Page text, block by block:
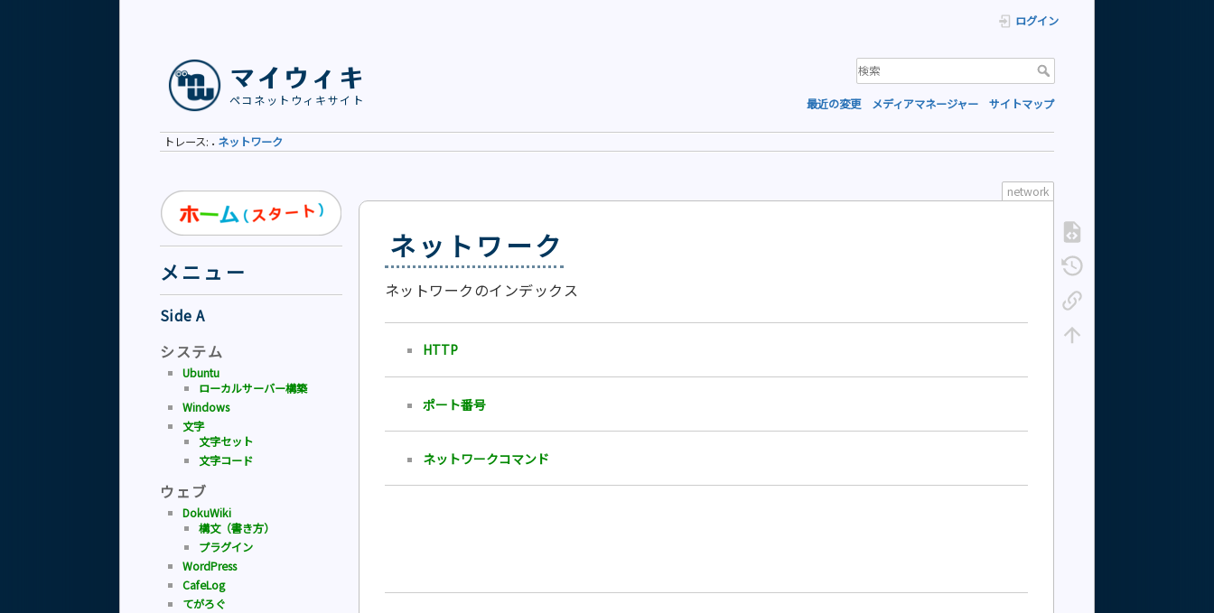
マイウィキ
ペコネットウィキサイト
ログイン
最近の変更 メディアマネージャー サイトマップ
トレース: • ネットワーク
メニュー
Side A
システム
Ubuntu
ローカルサーバー構築
Windows
文字
文字セット
文字コード
ウェブ
DokuWiki
構文（書き方）
プラグイン
WordPress
CafeLog
てがろぐ
network
ネットワーク
ネットワークのインデックス
HTTP
ポート番号
ネットワークコマンド